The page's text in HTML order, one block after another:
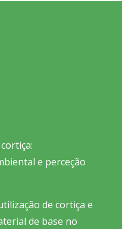
e perceção
de cortiça e
de base no